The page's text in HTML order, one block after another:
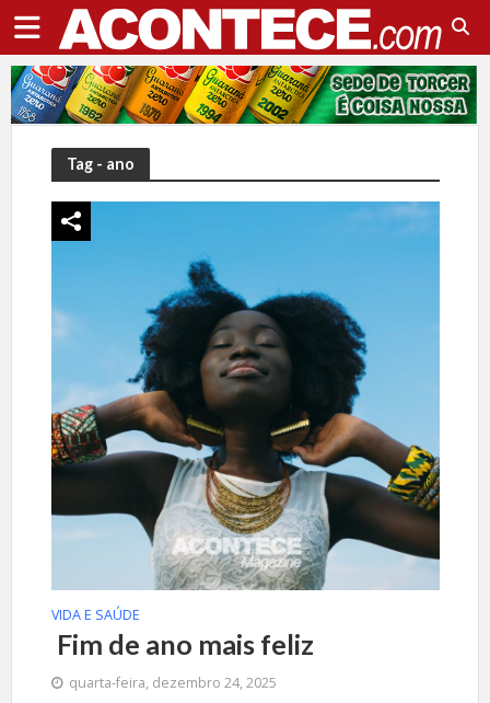
Tag - ano
VIDA E SAÚDE
Fim de ano mais feliz
quarta-feira, dezembro 24, 2025